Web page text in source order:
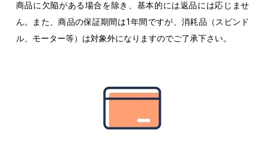
商品に欠陥がある場合を除き、基本的には返品には応じませ
ん。また、商品の保証期間は1年間ですが、消耗品（スピンド
ル、モーター等）は対象外になりますのでご了承下さい。